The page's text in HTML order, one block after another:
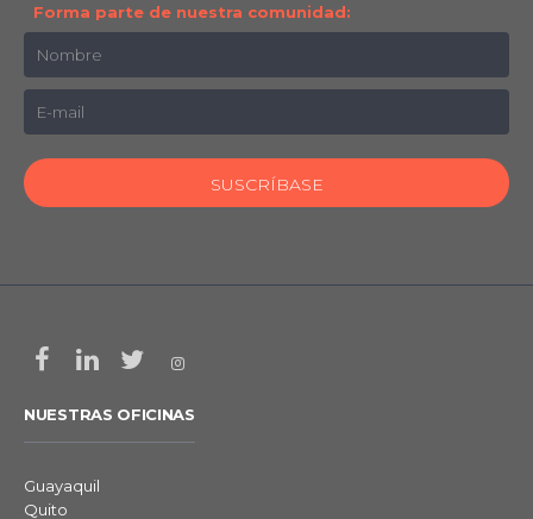
Forma parte de nuestra comunidad:
NUESTRAS OFICINAS
Guayaquil
Quito